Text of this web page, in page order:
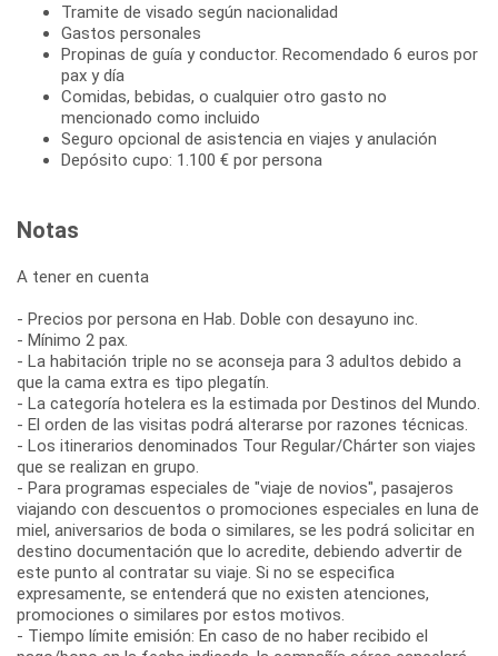
Tramite de visado según nacionalidad
Gastos personales
Propinas de guía y conductor. Recomendado 6 euros por
pax y día
Comidas, bebidas, o cualquier otro gasto no
mencionado como incluido
Seguro opcional de asistencia en viajes y anulación
Depósito cupo: 1.100 € por persona
Notas
A tener en cuenta
- Precios por persona en Hab. Doble con desayuno inc.
- Mínimo 2 pax.
- La habitación triple no se aconseja para 3 adultos debido a
que la cama extra es tipo plegatín.
- La categoría hotelera es la estimada por Destinos del Mundo.
- El orden de las visitas podrá alterarse por razones técnicas.
- Los itinerarios denominados Tour Regular/Chárter son viajes
que se realizan en grupo.
- Para programas especiales de "viaje de novios", pasajeros
viajando con descuentos o promociones especiales en luna de
miel, aniversarios de boda o similares, se les podrá solicitar en
destino documentación que lo acredite, debiendo advertir de
este punto al contratar su viaje. Si no se especifica
expresamente, se entenderá que no existen atenciones,
promociones o similares por estos motivos.
- Tiempo límite emisión: En caso de no haber recibido el